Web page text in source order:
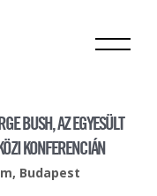
BUSH, AZ EGYESÜLT
KONFERENCIÁN
Budapest